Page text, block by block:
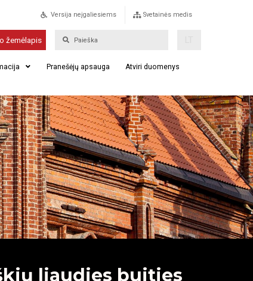
Versija neįgaliesiems Svetainės medis
žemėlapis
Pranešėjų apsauga Atviri duomenys
liaudies buities